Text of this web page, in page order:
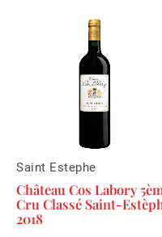
Saint Estephe
Château Cos Labory
Cru Classé Saint-
2018